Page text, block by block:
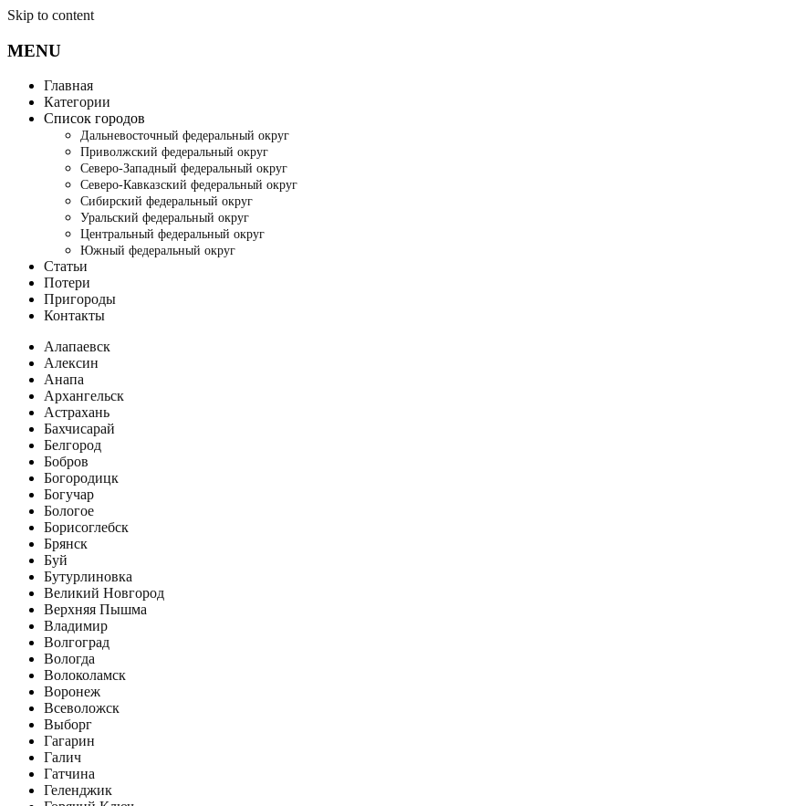
Skip to content
MENU
Главная
Категории
Список городов
Дальневосточный федеральный округ
Приволжский федеральный округ
Северо-Западный федеральный округ
Северо-Кавказский федеральный округ
Сибирский федеральный округ
Уральский федеральный округ
Центральный федеральный округ
Южный федеральный округ
Статьи
Потери
Пригороды
Контакты
Алапаевск
Алексин
Анапа
Архангельск
Астрахань
Бахчисарай
Белгород
Бобров
Богородицк
Богучар
Бологое
Борисоглебск
Брянск
Буй
Бутурлиновка
Великий Новгород
Верхняя Пышма
Владимир
Волгоград
Вологда
Волоколамск
Воронеж
Всеволожск
Выборг
Гагарин
Галич
Гатчина
Геленджик